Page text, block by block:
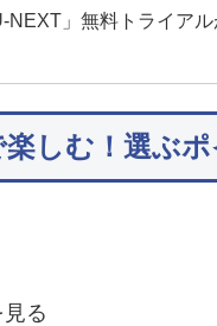
NEXT」無料トライアル
しむ！選ぶ
る